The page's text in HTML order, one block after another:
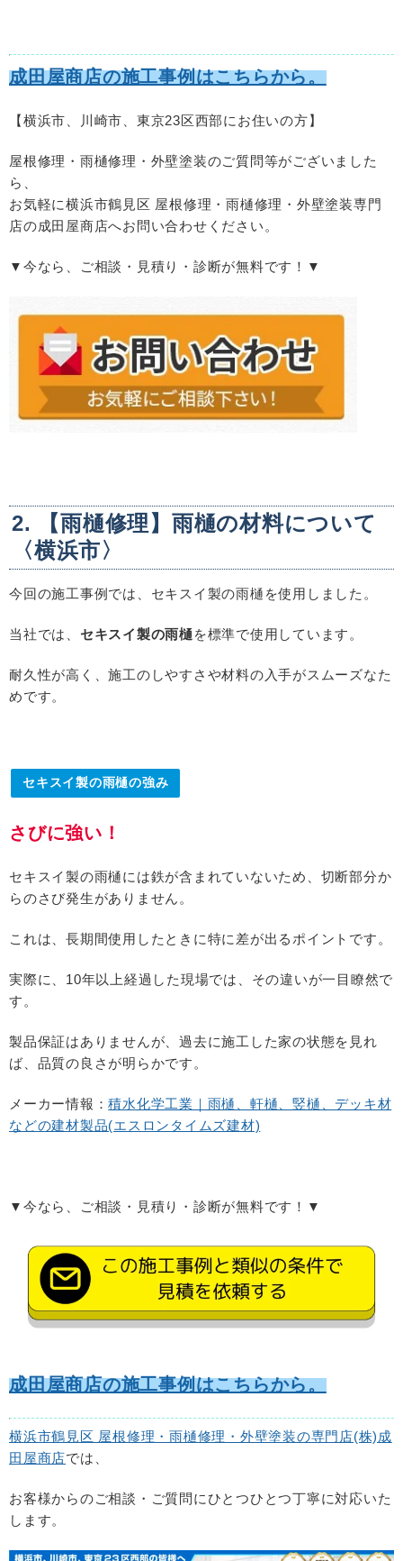
成田屋商店の施工事例はこちらから。
【横浜市、川崎市、東京23区西部にお住いの方】
屋根修理・雨樋修理・外壁塗装のご質問等がございました
ら、
お気軽に横浜市鶴見区 屋根修理・雨樋修理・外壁塗装専門
店の成田屋商店へお問い合わせください。
▼今なら、ご相談・見積り・診断が無料です！▼
2. 【雨樋修理】雨樋の材料について
〈横浜市〉
今回の施工事例では、セキスイ製の雨樋を使用しました。
当社では、 セキスイ製の雨樋を標準で使用しています。
耐久性が高く、施工のしやすさや材料の入手がスムーズなた
めです。
セキスイ製の雨樋の強み
さびに強い！
セキスイ製の雨樋には鉄が含まれていないため、切断部分か
らのさび発生がありません。
これは、長期間使用したときに特に差が出るポイントです。
実際に、 10年以上経過した現場では、その違いが一目瞭然で
す。
製品保証はありませんが、過去に施工した家の状態を見れ
ば、品質の良さが明らかです。
メーカー情報：積水化学工業｜雨樋、軒樋、竪樋、デッキ材
などの建材製品(エスロンタイムズ建材)
▼今なら、ご相談・見積り・診断が無料です！▼
成田屋商店の施工事例はこちらから。
横浜市鶴見区 屋根修理・雨樋修理・外壁塗装の専門店(株)成
田屋商店では、
お客様からのご相談・ご質問にひとつひとつ丁寧に対応いた
します。